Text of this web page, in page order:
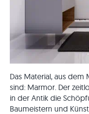
Das Material, aus
sind: Marmor. Der
in der Antik die
Baumeistern und